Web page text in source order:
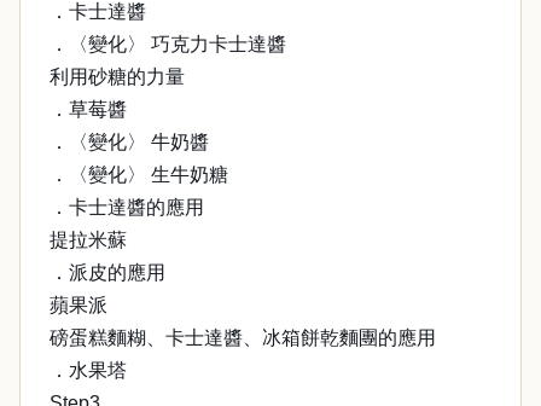
．卡士達醬
．〈變化〉 巧克力卡士達醬
利用砂糖的力量
．草莓醬
．〈變化〉 牛奶醬
．〈變化〉 生牛奶糖
．卡士達醬的應用
提拉米蘇
．派皮的應用
蘋果派
磅蛋糕麵糊、卡士達醬、冰箱餅乾麵團的應用
．水果塔